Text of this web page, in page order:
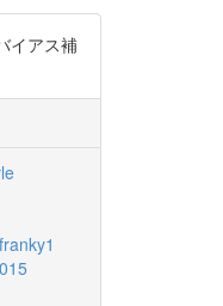
イアス補